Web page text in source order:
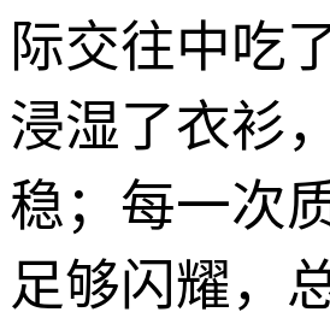
际交往中吃
浸湿了衣衫
稳；每一次
足够闪耀，